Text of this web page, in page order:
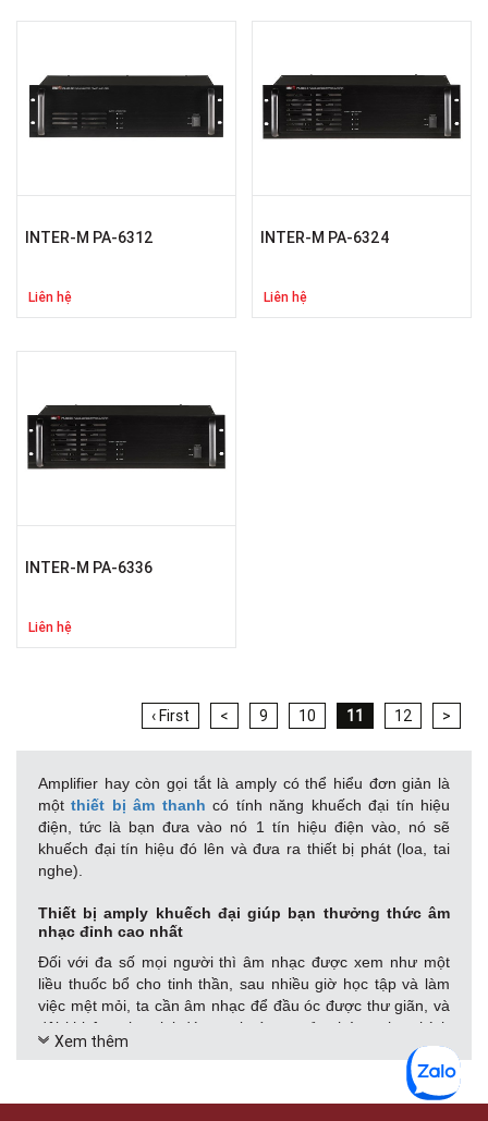
INTER-M PA-6312
Liên hệ
INTER-M PA-6324
Liên hệ
INTER-M PA-6336
Liên hệ
‹ First < 9 10 11 12 >
Amplifier hay còn gọi tắt là amply có thể hiểu đơn giản là
mộtthiết bị âm thanh có tính năng khuếch đại tín hiệu
điện, tức là bạn đưa vào nó 1 tín hiệu điện vào, nó sẽ
khuếch đại tín hiệu đó lên và đưa ra thiết bị phát (loa, tai
nghe).
Thiết bị amply khuếch đại giúp bạn thưởng thức âm
nhạc đỉnh cao nhất
Đối với đa số mọi người thì âm nhạc được xem như một
liều thuốc bổ cho tinh thần, sau nhiều giờ học tập và làm
việc mệt mỏi, ta cần âm nhạc để đầu óc được thư giãn, và
đôi khi âm nhạc lại đóng vai trò tạo cảm hứng cho chính
công việc của chúng ta, vì thế để thưởng thức âm nhạc
đúng chuẩn, việc đầu tư hệ thống loa nghe nhạc hiện đại
và kèm theo amply khuếch đại là một quyết định đúng đắn.
Xem thêm